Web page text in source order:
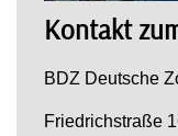
Kontakt
BDZ Deutsche
Friedrichstraße